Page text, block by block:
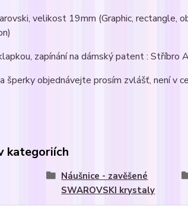
velikost 19mm (Graphic, rectangle,
zapínání na dámský patent :
šperky objednávejte prosím zvlášť, není v
kategoriích
Náušnice - zavěšené
SWAROVSKI krystaly